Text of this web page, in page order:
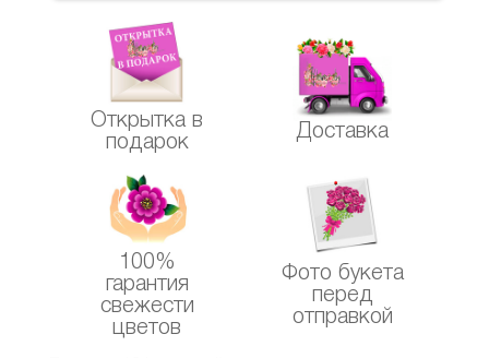
Открытка в
подарок
Доставка
100%
гарантия
свежести
цветов
Фото букета
перед
отправкой